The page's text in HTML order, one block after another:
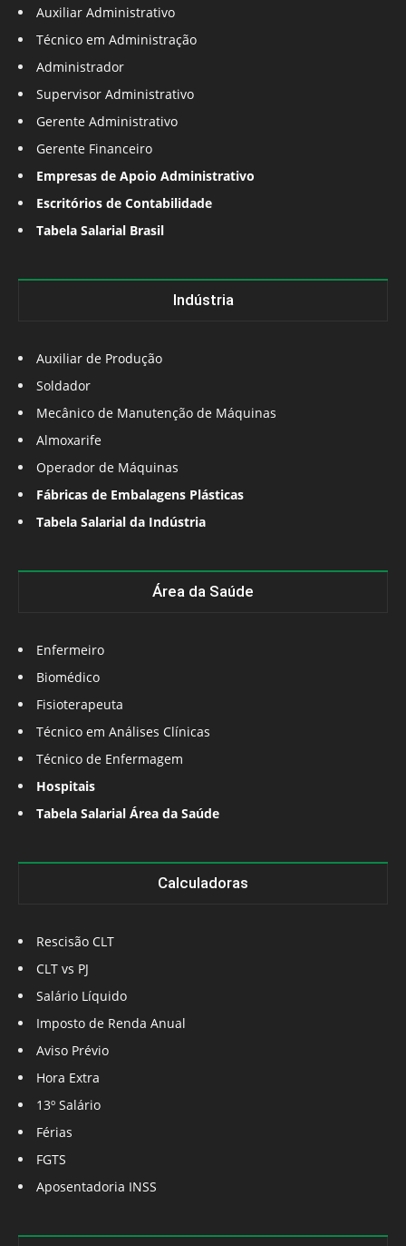
Auxiliar Administrativo
Técnico em Administração
Administrador
Supervisor Administrativo
Gerente Administrativo
Gerente Financeiro
Empresas de Apoio Administrativo
Escritórios de Contabilidade
Tabela Salarial Brasil
Indústria
Auxiliar de Produção
Soldador
Mecânico de Manutenção de Máquinas
Almoxarife
Operador de Máquinas
Fábricas de Embalagens Plásticas
Tabela Salarial da Indústria
Área da Saúde
Enfermeiro
Biomédico
Fisioterapeuta
Técnico em Análises Clínicas
Técnico de Enfermagem
Hospitais
Tabela Salarial Área da Saúde
Calculadoras
Rescisão CLT
CLT vs PJ
Salário Líquido
Imposto de Renda Anual
Aviso Prévio
Hora Extra
13º Salário
Férias
FGTS
Aposentadoria INSS